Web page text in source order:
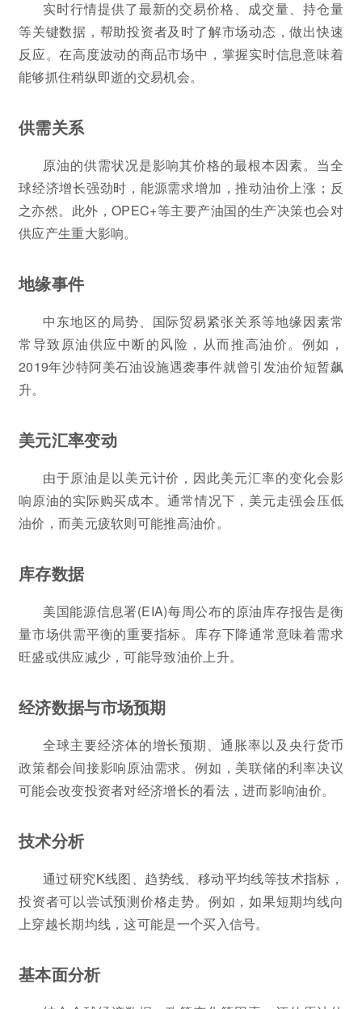
实时行情提供了最新的交易价格、成交量、持仓量
等关键数据，帮助投资者及时了解市场动态，做出快速
反应。在高度波动的商品市场中，掌握实时信息意味着
能够抓住稍纵即逝的交易机会。
供需关系
原油的供需状况是影响其价格的最根本因素。当全
球经济增长强劲时，能源需求增加，推动油价上涨；反
之亦然。此外，OPEC+等主要产油国的生产决策也会对
供应产生重大影响。
地缘事件
中东地区的局势、国际贸易紧张关系等地缘因素常
常导致原油供应中断的风险，从而推高油价。例如，
2019年沙特阿美石油设施遇袭事件就曾引发油价短暂飙
升。
美元汇率变动
由于原油是以美元计价，因此美元汇率的变化会影
响原油的实际购买成本。通常情况下，美元走强会压低
油价，而美元疲软则可能推高油价。
库存数据
美国能源信息署(EIA)每周公布的原油库存报告是衡
量市场供需平衡的重要指标。库存下降通常意味着需求
旺盛或供应减少，可能导致油价上升。
经济数据与市场预期
全球主要经济体的增长预期、通胀率以及央行货币
政策都会间接影响原油需求。例如，美联储的利率决议
可能会改变投资者对经济增长的看法，进而影响油价。
技术分析
通过研究K线图、趋势线、移动平均线等技术指标，
投资者可以尝试预测价格走势。例如，如果短期均线向
上穿越长期均线，这可能是一个买入信号。
基本面分析